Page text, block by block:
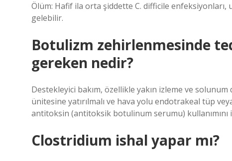
Ölüm: Hafif ila orta şiddette C. difficile
gelebilir.
Botulizm zehirlenmesinde
gereken nedir?
Destekleyici bakım, özellikle yakın izleme ve
ünitesine yatırılmalı ve hava yolu endotrakeal tüp
antitoksin (antitoksik botulinum serumu) kullanımını
Clostridium ishal yapar mı?